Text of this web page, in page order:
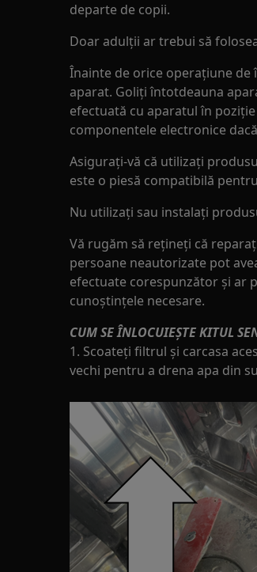
departe de copii.
Doar adulții ar trebui să
Înainte de orice operațiune
aparat. Goliți întotdeauna
efectuată cu aparatul în
componentele electronice
Asigurați-vă că utilizați
este o piesă compatibilă
Nu utilizați sau instalați
Vă rugăm să rețineți că
persoane neautorizate pot
efectuate corespunzător și ar
cunoștințele necesare.
CUM SE ÎNLOCUIEȘTE KITUL
1. Scoateți filtrul și carcasa
vechi pentru a drena apa din